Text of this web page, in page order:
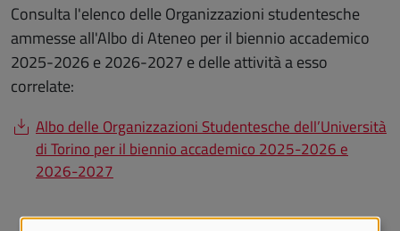
Consulta l'elenco delle Organizzazioni studentesche
ammesse all'Albo di Ateneo per il biennio accademico
2025-2026 e 2026-2027 e delle attività a esso
correlate:
Albo delle Organizzazioni Studentesche dell’Università
di Torino per il biennio accademico 2025-2026 e
2026-2027